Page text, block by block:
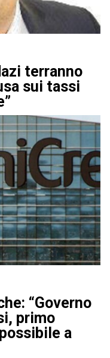
terranno
sui tassi
“Governo
primo
a